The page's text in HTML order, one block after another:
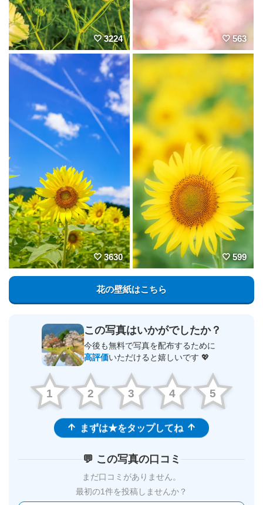
3224 563
3630 599
花の壁紙はこちら
この写真はいかがでしたか？
今後も無料で写真を配布するために
高評価いただけると嬉しいです 💖
1 2 3 4 5
まずは★をタップしてね
💬 この写真の口コミ
まだ口コミがありません。
最初の1件を投稿しませんか？